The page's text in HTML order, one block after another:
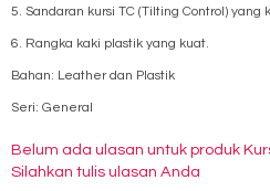
5. Sandaran kursi TC (Tilting Control) yang
6. Rangka kaki plastik yang kuat.
Bahan: Leather dan Plastik
Seri: General
Belum ada ulasan untuk produk
Silahkan tulis ulasan Anda